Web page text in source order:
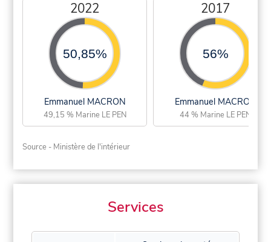
2022
50,85%
Emmanuel MACRON
49,15 % Marine LE PEN
2017
56%
Emmanuel MACRON
44 % Marine LE PEN
Source - Ministère de l'intérieur
Services